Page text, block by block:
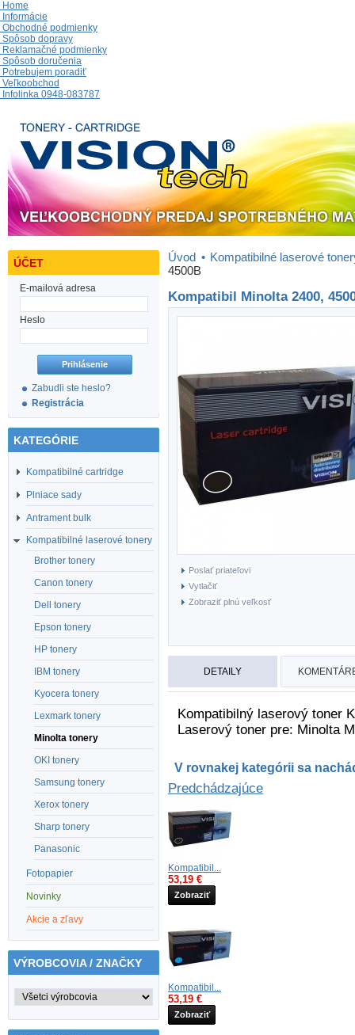
Home
Informácie
Obchodné podmienky
Spôsob dopravy
Reklamačné podmienky
Spôsob doručenia
Potrebujem poradiť
Veľkoobchod
Infolinka 0948-083787
ÚČET
E-mailová adresa
Heslo
Zabudli ste heslo?
Registrácia
KATEGÓRIE
Kompatibilné cartridge
Plniace sady
Antrament bulk
Kompatibilné laserové tonery
Brother tonery
Canon tonery
Dell tonery
Epson tonery
HP tonery
IBM tonery
Kyocera tonery
Lexmark tonery
Minolta tonery
OKI tonery
Samsung tonery
Xerox tonery
Sharp tonery
Panasonic
Fotopapier
Novinky
Akcie a zľavy
VÝROBCOVIA / ZNAČKY
Úvod • Kompatibilné laserové
4500B
Kompatibil Minolta 2400,
Poslať priateľovi
Vytlačiť
Zobraziť plnú veľkosť
DETAILY
Kompatibilný laserový toner
Laserový toner pre: Minolta
V rovnakej kategórii sa
Predchádzajúce
Kompatibil...
53,19 €
Zobraziť
Kompatibil...
53,19 €
Zobraziť